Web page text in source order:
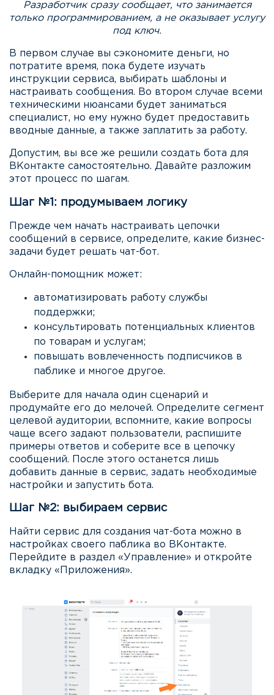
Разработчик сразу сообщает, что занимается
только программированием, а не оказывает услугу
под ключ.
В первом случае вы сэкономите деньги, но
потратите время, пока будете изучать
инструкции сервиса, выбирать шаблоны и
настраивать сообщения. Во втором случае всеми
техническими нюансами будет заниматься
специалист, но ему нужно будет предоставить
вводные данные, а также заплатить за работу.
Допустим, вы все же решили создать бота для
ВКонтакте самостоятельно. Давайте разложим
этот процесс по шагам.
Шаг №1: продумываем логику
Прежде чем начать настраивать цепочки
сообщений в сервисе, определите, какие бизнес-
задачи будет решать чат-бот.
Онлайн-помощник может:
автоматизировать работу службы
поддержки;
консультировать потенциальных клиентов
по товарам и услугам;
повышать вовлеченность подписчиков в
паблике и многое другое.
Выберите для начала один сценарий и
продумайте его до мелочей. Определите сегмент
целевой аудитории, вспомните, какие вопросы
чаще всего задают пользователи, распишите
примеры ответов и соберите все в цепочку
сообщений. После этого останется лишь
добавить данные в сервис, задать необходимые
настройки и запустить бота.
Шаг №2: выбираем сервис
Найти сервис для создания чат-бота можно в
настройках своего паблика во ВКонтакте.
Перейдите в раздел «Управление» и откройте
вкладку «Приложения».